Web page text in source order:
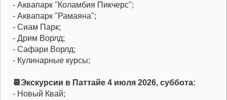
- Аквапарк "Коламбия Пикчерс";
- Аквапарк "Рамаяна";
- Сиам Парк;
- Дрим Ворлд;
- Сафари Ворлд;
- Кулинарные курсы;
📆Экскурсии в Паттайе 4 июля 2026, суббота:
- Новый Квай;